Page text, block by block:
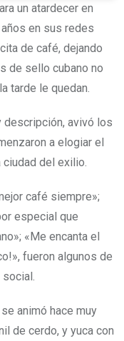
un atardecer en
en sus redes
de café, dejando
de sello cubano no
tarde le quedan.
descripción, avivó los
a elogiar el
del exilio.
café siempre»;
especial que
«Me encanta el
fueron algunos de
animó hace muy
de cerdo, y yuca con